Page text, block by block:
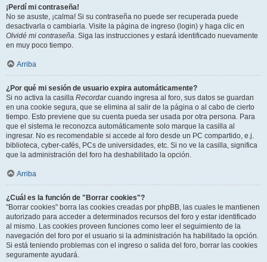
¡Perdí mi contraseña!
No se asuste, ¡calma! Si su contraseña no puede ser recuperada puede
desactivarla o cambiarla. Visite la página de ingreso (login) y haga clic en
Olvidé mi contraseña. Siga las instrucciones y estará identificado nuevamente
en muy poco tiempo.
Arriba
¿Por qué mi sesión de usuario expira automáticamente?
Si no activa la casilla Recordarcuando ingresa al foro, sus datos se guardan
en una cookie segura, que se elimina al salir de la página o al cabo de cierto
tiempo. Esto previene que su cuenta pueda ser usada por otra persona. Para
que el sistema le reconozca automáticamente solo marque la casilla al
ingresar. No es recomendable si accede al foro desde un PC compartido, e.j.
biblioteca, cyber-cafés, PCs de universidades, etc. Si no ve la casilla, significa
que la administración del foro ha deshabilitado la opción.
Arriba
¿Cuál es la función de "Borrar cookies"?
"Borrar cookies" borra las cookies creadas por phpBB, las cuales le mantienen
autorizado para acceder a determinados recursos del foro y estar identificado
al mismo. Las cookies proveen funciones como leer el seguimiento de la
navegación del foro por el usuario si la administración ha habilitado la opción.
Si está teniendo problemas con el ingreso o salida del foro, borrar las cookies
seguramente ayudará.